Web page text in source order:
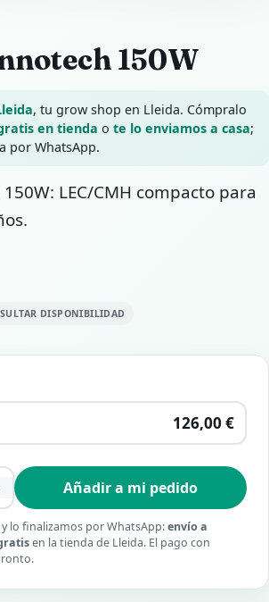
150W
, tu grow shop en Lleida. Cómpralo
en tienda ote lo enviamos a casa;
por WhatsApp.
LEC/CMH compacto para
DISPONIBILIDAD
126,00 €
Añadir a mi pedido
lo finalizamos por WhatsApp:envío a
en la tienda de Lleida. El pago con